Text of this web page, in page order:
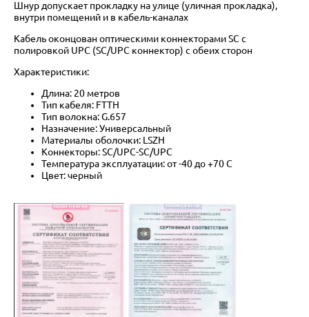
Шнур допускает прокладку на улице (уличная прокладка),
внутри помещений и в кабель-каналах
Кабель оконцован оптическими коннекторами SC с
полировкой UPC (SC/UPC коннектор) с обеих сторон
Характеристики:
Длина: 20 метров
Тип кабеля: FTTH
Тип волокна: G.657
Назначение: Универсальный
Материалы оболочки: LSZH
Коннекторы: SC/UPC-SC/UPC
Температура эксплуатации: от -40 до +70 C
Цвет: черный